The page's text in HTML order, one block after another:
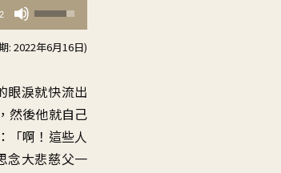
使
用
向
向
下
鍵
以
: 2022年6月16日)
眼淚就快流出
， 然後他就自己
「啊 ！ 這些人
念大悲慈父一